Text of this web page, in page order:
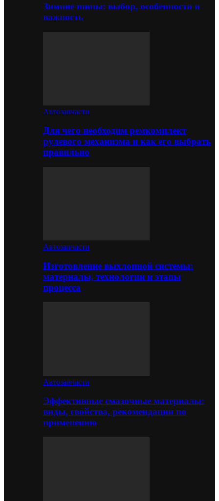
Зимние шины: выбор, особенности и
важность
Автозапчасти
Для чего необходим ремкомплект
рулевого механизма и как его выбрать
правильно
Автозапчасти
Изготовление выхлопной системы:
материалы, технологии и этапы
процесса
Автозапчасти
Эффективные смазочные материалы:
виды, свойства, рекомендации по
применению